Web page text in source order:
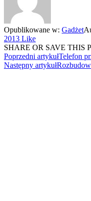
Opublikowane w: Gadżet
2013 Like
SHARE OR SAVE THIS
Poprzedni artykułTelefon
Następny artykuł